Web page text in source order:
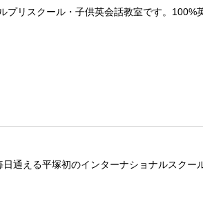
プリスクール・子供英会話教室です。
通える平塚初のインターナショナルスクー